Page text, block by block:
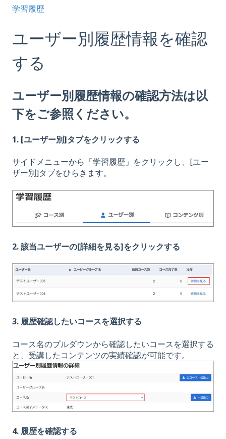
学習履歴
ユーザー別履歴情報を確認
する
ユーザー別履歴情報の確認方法は以
下をご参照ください。
1. [ユーザー別]タブをクリックする
サイドメニューから「学習履歴」をクリックし、[ユー
ザー別]タブをひらきます。
2. 該当ユーザーの[詳細を見る]をクリックする
3. 履歴確認したいコースを選択する
コース名のプルダウンから確認したいコースを選択する
と、受講したコンテンツの実績確認が可能です。
4. 履歴を確認する